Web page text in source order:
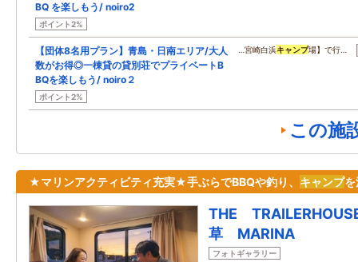
BQ を楽しもう/ noiro2
ポイント2%
【団体8名用プラン】青島・日南エリア/大人
数がお得◎一棟貸の貸別荘でプライベートB
BQを楽しもう/ noiro２
ポイント2%
…宮崎白浜キャンプ場】で行…
この施
★マリンアクティビティ充実★手ぶらでBBQや釣り、 キャンプを
THE
草 MARINA
フォトギャラリー